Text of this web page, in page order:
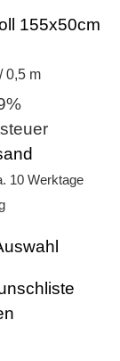
155x50cm
0,5 m
10 Werktage